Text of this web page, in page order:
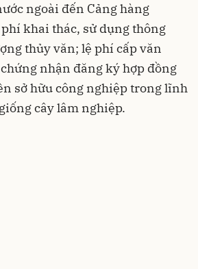
ngoài đến Cảng hàng
khai thác, sử dụng thông
thủy văn; lệ phí cấp văn
nhận đăng ký hợp đồng
sở hữu công nghiệp trong lĩnh
cây lâm nghiệp.